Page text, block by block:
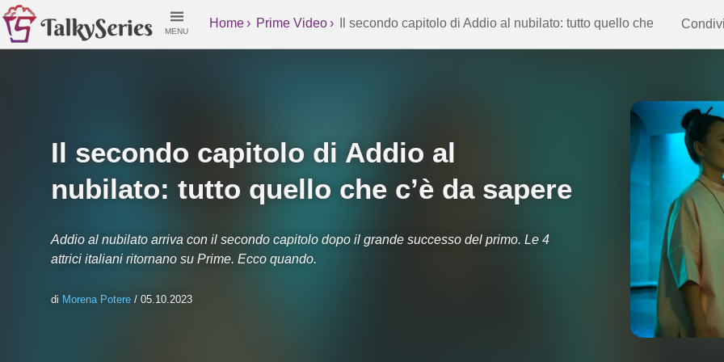
MENU
Home Prime Video
Il secondo capitolo di Addio al nubilato: tutto quello che
Il secondo capitolo di Addio al
nubilato: tutto quello che c’è da sapere
Addio al nubilato arriva con il secondo capitolo dopo il grande successo del primo. Le 4
attrici italiani ritornano su Prime. Ecco quando.
di Morena Potere / 05.10.2023